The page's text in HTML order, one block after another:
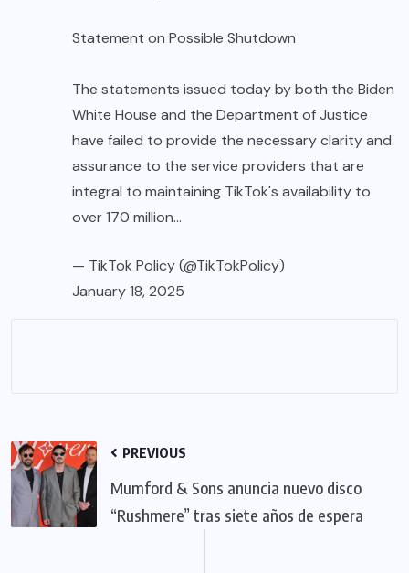
Statement on Possible Shutdown
The statements issued today by both the Biden
White House and the Department of Justice
have failed to provide the necessary clarity and
assurance to the service providers that are
integral to maintaining TikTok's availability to
over 170 million…
— TikTok Policy (@TikTokPolicy)
January 18, 2025
PREVIOUS
Mumford & Sons anuncia nuevo disco
“Rushmere” tras siete años de espera